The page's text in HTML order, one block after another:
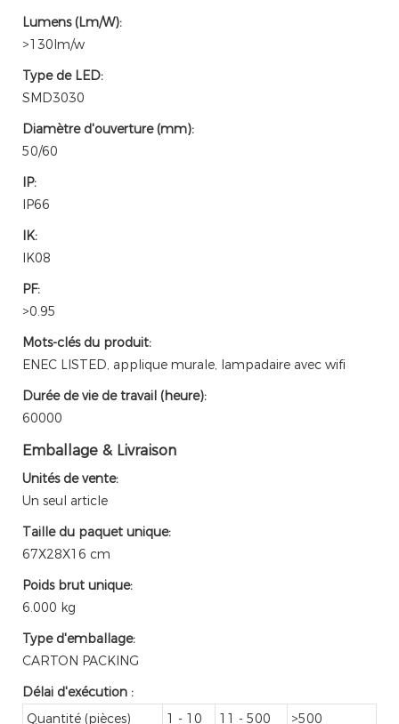
Lumens (Lm/W):
>130lm/w
Type de LED:
SMD3030
Diamètre d'ouverture (mm):
50/60
IP:
IP66
IK:
IK08
PF:
>0.95
Mots-clés du produit:
ENEC LISTED, applique murale, lampadaire avec wifi
Durée de vie de travail (heure):
60000
Emballage & Livraison
Unités de vente:
Un seul article
Taille du paquet unique:
67X28X16 cm
Poids brut unique:
6.000 kg
Type d'emballage:
CARTON PACKING
Délai d'exécution :
Quantité (pièces)
1 - 10 11 - 500 >500